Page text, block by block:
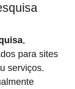
,
para sites
serviços.